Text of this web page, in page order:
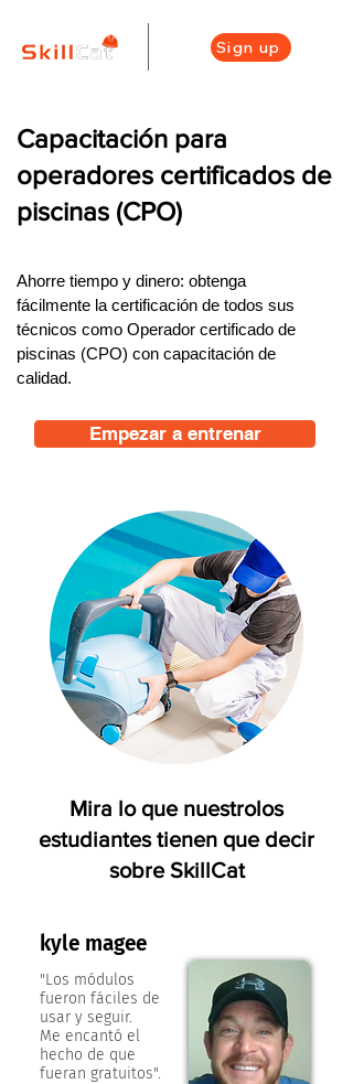
Sign up
Capacitación para
operadores certificados de
piscinas (CPO)
Ahorre tiempo y dinero: obtenga
fácilmente la certificación de todos sus
técnicos como Operador certificado de
piscinas (CPO) con capacitación de
calidad.
Empezar a entrenar
Mira lo que nuestrolos
estudiantes tienen que decir
sobre SkillCat
"Los módulos
fueron fáciles de
usar y seguir.
Me encantó el
hecho de que
fueran gratuitos".
kyle magee